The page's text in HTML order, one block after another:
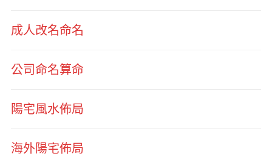
成人改名命名
公司命名算命
陽宅風水佈局
海外陽宅佈局